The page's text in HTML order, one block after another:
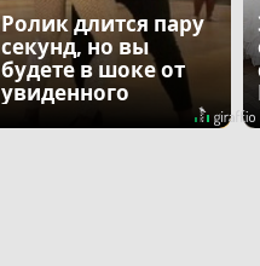
Ролик длится пару
секунд, но вы
будете в шоке от
увиденного